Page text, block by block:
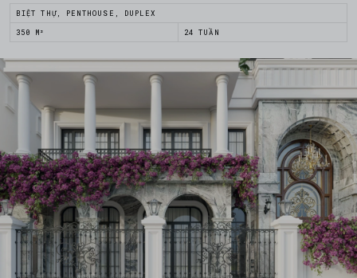
BIỆT THỰ, PENTHOUSE, DUPLEX
350 M² 24 TUẦN